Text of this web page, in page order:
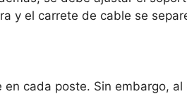
y el carrete de cable se
cada poste. Sin embargo, al